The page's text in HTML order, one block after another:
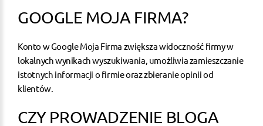
GOOGLE MOJA FIRMA?
Konto w Google Moja Firma zwiększa widoczność firmy w
lokalnych wynikach wyszukiwania, umożliwia zamieszczanie
istotnych informacji o firmie oraz zbieranie opinii od
klientów.
CZY PROWADZENIE BLOGA